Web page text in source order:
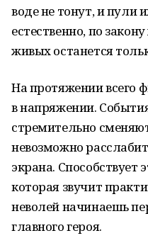
воде не тонут, и пули
естественно, по
живых останется
На протяжении всего
в напряжении.
стремительно
невозможно
экрана. Способствует
которая звучит
неволей начинаешь
главного героя.